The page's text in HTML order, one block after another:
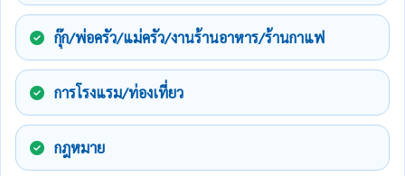
กุ๊ก/พ่อครัว/แม่ครัว/งานร้านอาหาร/ร้านกาแฟ
การโรงแรม/ท่องเที่ยว
กฎหมาย